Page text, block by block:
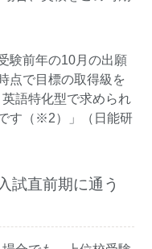
験前年の10月の出願
点で目標の取得級を
語特化型で求められ
す（※2）」（日能研
試直前期に通う